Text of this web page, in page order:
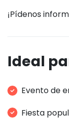
¡Pídenos
Ideal
Evento de
Fiesta